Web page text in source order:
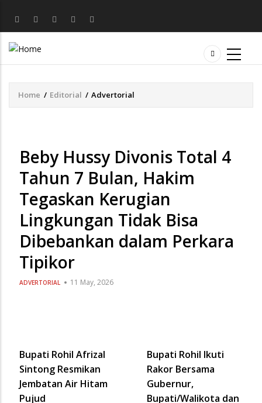
Breadcrumb
Home / Editorial / Advertorial
Beby Hussy Divonis Total 4
Tahun 7 Bulan, Hakim
Tegaskan Kerugian
Lingkungan Tidak Bisa
Dibebankan dalam Perkara
Tipikor
ADVERTORIAL 11 May, 2026
Bupati Rohil Afrizal
Sintong Resmikan
Jembatan Air Hitam
Pujud
Bupati Rohil Ikuti
Rakor Bersama
Gubernur,
Bupati/Walikota dan